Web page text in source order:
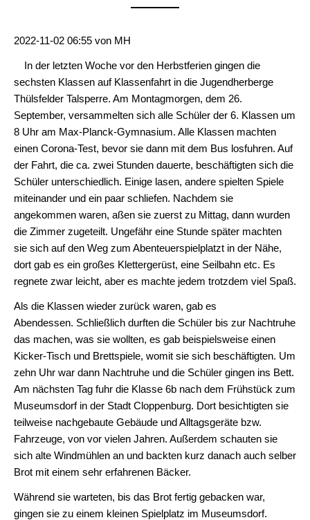
Kontakt
Leitbild
Offener
Ganztag
Schulentwicklungsprogramm
Schulordnung
Schulpflegschaft
Schutzkonzept
Unterricht
Fächer
Biologie
Chemie
Deutsch
Englisch
Erdkunde
Französisch
Geschichte
Informatik
2022-11-02 06:55 von MH
In der letzten Woche vor den Herbstferien gingen die
sechsten Klassen auf Klassenfahrt in die Jugendherberge
Thülsfelder Talsperre. Am Montagmorgen, dem 26.
September, versammelten sich alle Schüler der 6. Klassen um
8 Uhr am Max-Planck-Gymnasium. Alle Klassen machten
einen Corona-Test, bevor sie dann mit dem Bus losfuhren. Auf
der Fahrt, die ca. zwei Stunden dauerte, beschäftigten sich die
Schüler unterschiedlich. Einige lasen, andere spielten Spiele
miteinander und ein paar schliefen. Nachdem sie
angekommen waren, aßen sie zuerst zu Mittag, dann wurden
die Zimmer zugeteilt. Ungefähr eine Stunde später machten
sie sich auf den Weg zum Abenteuerspielplatzt in der Nähe,
dort gab es ein großes Klettergerüst, eine Seilbahn etc. Es
regnete zwar leicht, aber es machte jedem trotzdem viel Spaß.
Als die Klassen wieder zurück waren, gab es
Abendessen. Schließlich durften die Schüler bis zur Nachtruhe
das machen, was sie wollten, es gab beispielsweise einen
Kicker-Tisch und Brettspiele, womit sie sich beschäftigten. Um
zehn Uhr war dann Nachtruhe und die Schüler gingen ins Bett.
Am nächsten Tag fuhr die Klasse 6b nach dem Frühstück zum
Museumsdorf in der Stadt Cloppenburg. Dort besichtigten sie
teilweise nachgebaute Gebäude und Alltagsgeräte bzw.
Fahrzeuge, von vor vielen Jahren. Außerdem schauten sie
sich alte Windmühlen an und backten kurz danach auch selber
Brot mit einem sehr erfahrenen Bäcker.
Während sie warteten, bis das Brot fertig gebacken war,
gingen sie zu einem kleinen Spielplatz im Museumsdorf.